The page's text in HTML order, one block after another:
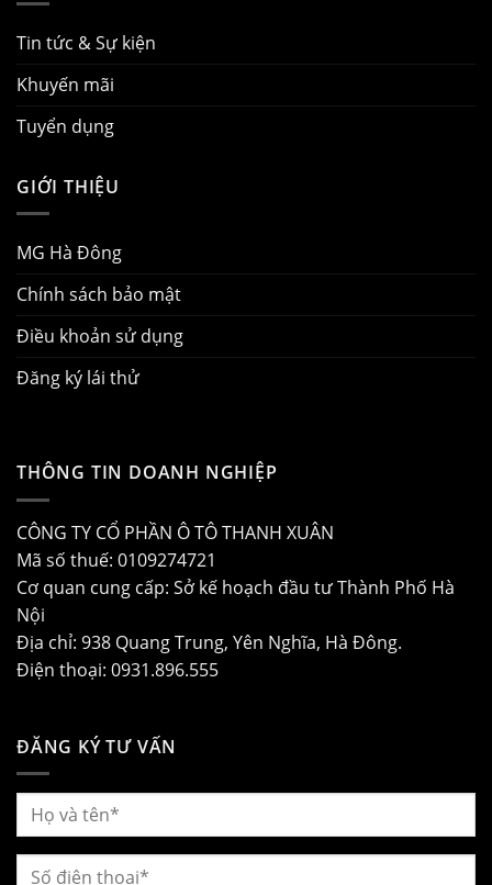
Tin tức & Sự kiện
Khuyến mãi
Tuyển dụng
GIỚI THIỆU
MG Hà Đông
Chính sách bảo mật
Điều khoản sử dụng
Đăng ký lái thử
THÔNG TIN DOANH NGHIỆP
CÔNG TY CỔ PHẦN Ô TÔ THANH XUÂN
Mã số thuế: 0109274721
Cơ quan cung cấp: Sở kế hoạch đầu tư Thành Phố Hà
Nội
Địa chỉ: 938 Quang Trung, Yên Nghĩa, Hà Đông.
Điện thoại: 0931.896.555
ĐĂNG KÝ TƯ VẤN